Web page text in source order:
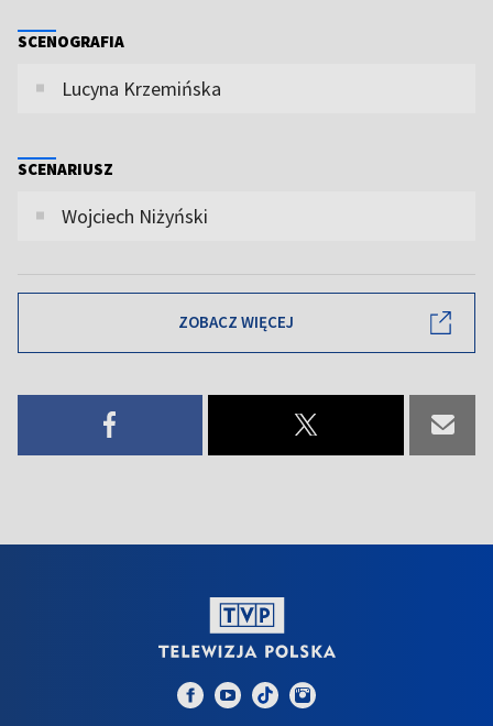
SCENOGRAFIA
Lucyna Krzemińska
SCENARIUSZ
Wojciech Niżyński
ZOBACZ WIĘCEJ